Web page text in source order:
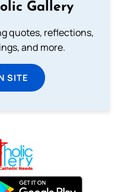
Gallery
quotes, reflections,
and more.
SITE